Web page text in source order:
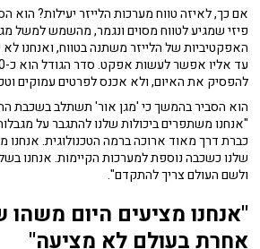
אם כך, לאיזה טווח מערכות הלייזר יעילות? הוא
פיזי שמגיע לטווח מסוים ונגמר, מהשמש למשל
האפקטיביות של הלייזר משתנה בטווח, ואנחנו לא
להפסיק את האיום, ולא אכנס לפרטים עמוקים
הוא הסביר בהמשך כי 'מגן אור' תשתלב בשכבת
"אנחנו משתפרים ביכולות שלנו להתגבר על
כברת דרך מאוד ארוכה ברמה הטכנולוגית. אנחנו
שלנו כשכבה נוספת למערכות הקיימות. אנחנו
ולשם העולם צריך להתקדם".
"אנחנו מציעים היום
אחרת בעולם לא מציעה"